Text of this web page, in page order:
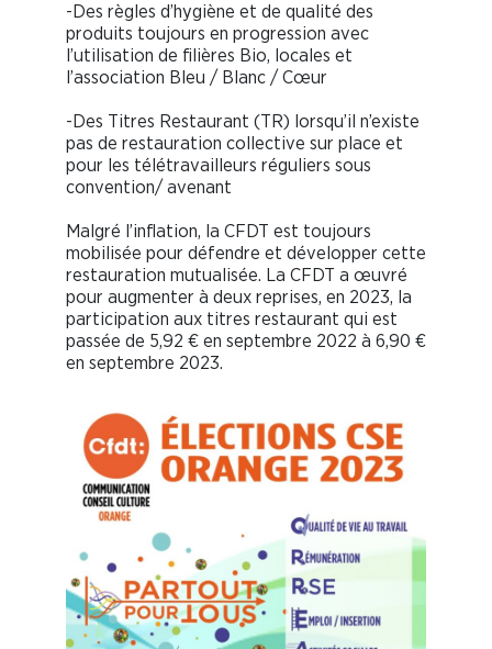
-Des règles d’hygiène et de qualité des
produits toujours en progression avec
l’utilisation de filières Bio, locales et
l’association Bleu / Blanc / Cœur
-Des Titres Restaurant (TR) lorsqu’il n’existe
pas de restauration collective sur place et
pour les télétravailleurs réguliers sous
convention/ avenant
Malgré l’inflation, la CFDT est toujours
mobilisée pour défendre et développer cette
restauration mutualisée. La CFDT a œuvré
pour augmenter à deux reprises, en 2023, la
participation aux titres restaurant qui est
passée de 5,92 € en septembre 2022 à 6,90 €
en septembre 2023.